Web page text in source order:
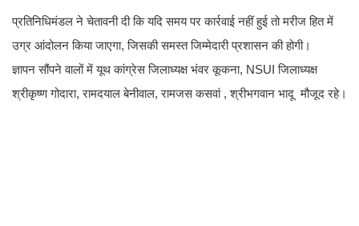
प्रतिनिधिमंडल ने चेतावनी दी कि यदि समय पर कार्रवाई नहीं हुई तो मरीज हित में
उग्र आंदोलन किया जाएगा, जिसकी समस्त जिम्मेदारी प्रशासन की होगी।
ज्ञापन सौंपने वालों में यूथ कांग्रेस जिलाध्यक्ष भंवर कूकना, NSUI जिलाध्यक्ष
श्रीकृष्ण गोदारा, रामदयाल बेनीवाल, रामजस कसवां , श्रीभगवान भादू मौजूद रहे।